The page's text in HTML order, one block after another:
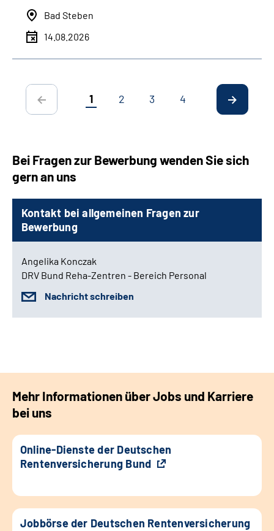
Bad Steben
14.08.2026
1 2 3 4
Bei Fragen zur Bewerbung wenden Sie sich
gern an uns
Kontakt bei allgemeinen Fragen zur
Bewerbung
Angelika Konczak
DRV Bund Reha-Zentren - Bereich Personal
Nachricht schreiben
Mehr Informationen über Jobs und Karriere
bei uns
Online-Dienste der Deutschen
Rentenversicherung Bund
Jobbörse der Deutschen Rentenversicherung